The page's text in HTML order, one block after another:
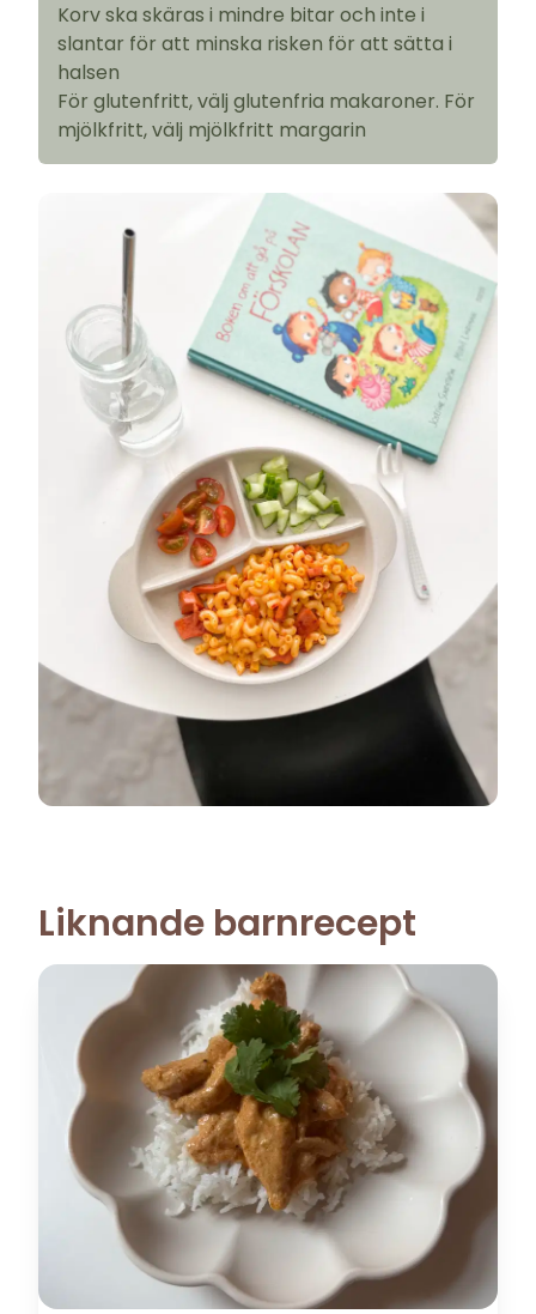
Korv ska skäras i mindre bitar och inte i
slantar för att minska risken för att sätta i
halsen
För glutenfritt, välj glutenfria makaroner. För
mjölkfritt, välj mjölkfritt margarin
Liknande barnrecept